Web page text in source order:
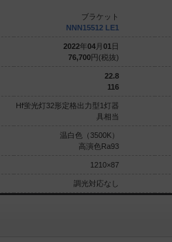
ブラケット
NNN15512 LE1
2022年04月 01 日
76,700円(税抜)
22.8
116
Hf蛍光灯32形定格出力型1灯器
具相当
温白色（3500K）
高演色Ra93
1210×87
調光対応なし